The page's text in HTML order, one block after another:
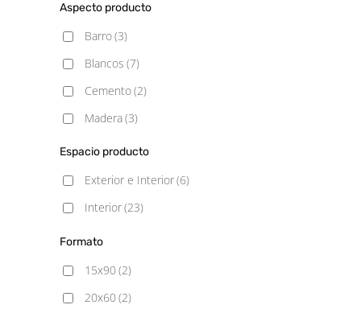
Aspecto producto
Barro(3)
Blancos (7)
Cemento(2)
Madera(3)
Mármol(3)
Piedra
Rústico
(6)
Espacio producto
Exterior e Interior(6)
Interior(23)
Formato
15x90 (2)
20x60 (2)